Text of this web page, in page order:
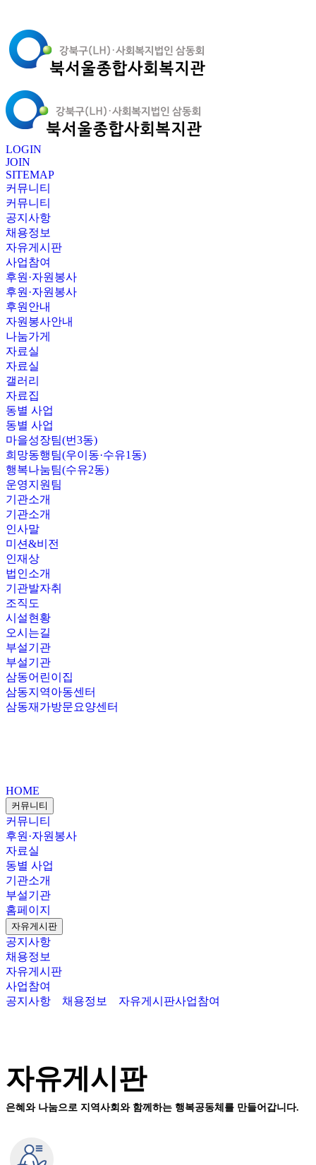
LOGIN
JOIN
SITEMAP
커뮤니티
커뮤니티
공지사항
채용정보
자유게시판
사업참여
후원·자원봉사
후원·자원봉사
후원안내
자원봉사안내
나눔가게
자료실
자료실
갤러리
자료집
동별 사업
동별 사업
마을성장팀(번3동)
희망동행팀(우이동·수유1동)
행복나눔팀(수유2동)
운영지원팀
기관소개
기관소개
인사말
미션&비전
인재상
법인소개
기관발자취
조직도
시설현황
오시는길
부설기관
부설기관
삼동어린이집
삼동지역아동센터
삼동재가방문요양센터
HOME
커뮤니티
커뮤니티
후원·자원봉사
자료실
동별 사업
기관소개
부설기관
홈페이지
자유게시판
공지사항
채용정보
자유게시판
사업참여
공지사항
채용정보 자유게시판사업참여
자유게시판
은혜와 나눔으로 지역사회와 함께하는 행복공동체를 만들어갑니다.